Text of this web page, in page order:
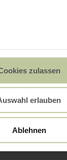
zulassen
erlauben
Ablehnen